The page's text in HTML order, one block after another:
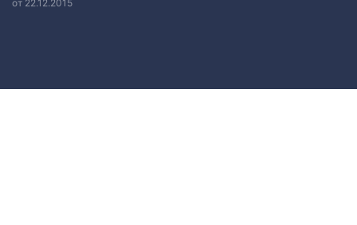
от 22.12.2015